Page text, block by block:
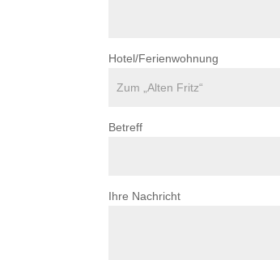
Hotel/Ferienwohnung
Betreff
Ihre Nachricht